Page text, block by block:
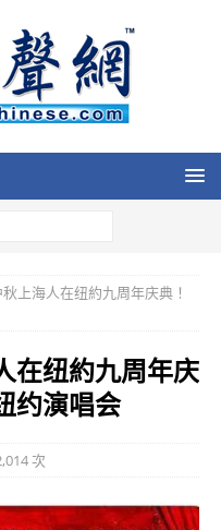
秋上海人在纽約九周年庆典！
在纽約九周年庆
约演唱会
次